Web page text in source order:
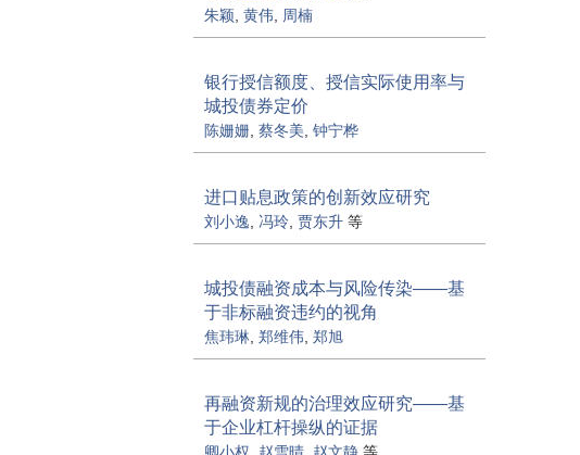
朱颖, 黄伟, 周楠
银行授信额度、授信实际使用率与
城投债券定价
陈姗姗, 蔡冬美, 钟宁桦
进口贴息政策的创新效应研究
刘小逸, 冯玲, 贾东升等
城投债融资成本与风险传染——基
于非标融资违约的视角
焦玮琳, 郑维伟, 郑旭
再融资新规的治理效应研究——基
于企业杠杆操纵的证据